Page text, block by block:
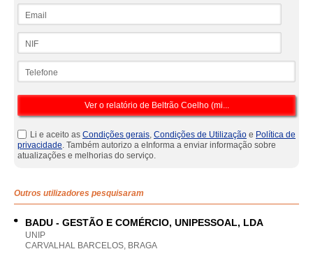
Li e aceito as Condições gerais, Condições de Utilização e Política de
privacidade. Também autorizo a eInforma a enviar informação sobre
atualizações e melhorias do serviço.
Outros utilizadores pesquisaram
BADU - GESTÃO E COMÉRCIO, UNIPESSOAL, LDA
UNIP
CARVALHAL BARCELOS, BRAGA